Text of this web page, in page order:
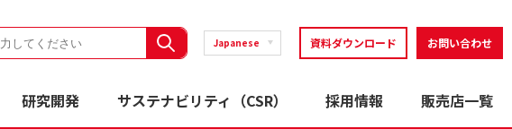
Japanese 資料ダウンロード お問い合わせ
研究開発 サステナビリティ（CSR） 採用情報 販売店一覧